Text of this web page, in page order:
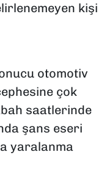
kişi
otomotiv
çok
saatlerinde
şans eseri
yaralanma